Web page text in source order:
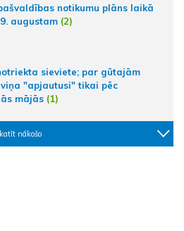
notikumu plāns laikā
augustam (2)
sieviete; par gūtajām
"apjautusi" tikai pēc
mājās (1)
nākošo